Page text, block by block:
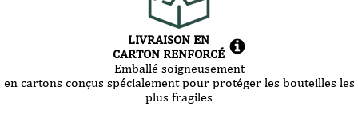
LIVRAISON EN
CARTON RENFORCÉ
Emballé soigneusement
en cartons conçus spécialement pour protéger les bouteilles les
plus fragiles